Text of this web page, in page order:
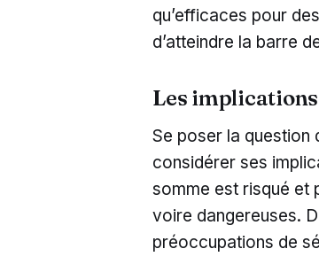
qu’efficaces pour
d’atteindre la barre
Les
Se poser la question
considérer ses
somme est risqué et
voire dangereuses.
préoccupations de